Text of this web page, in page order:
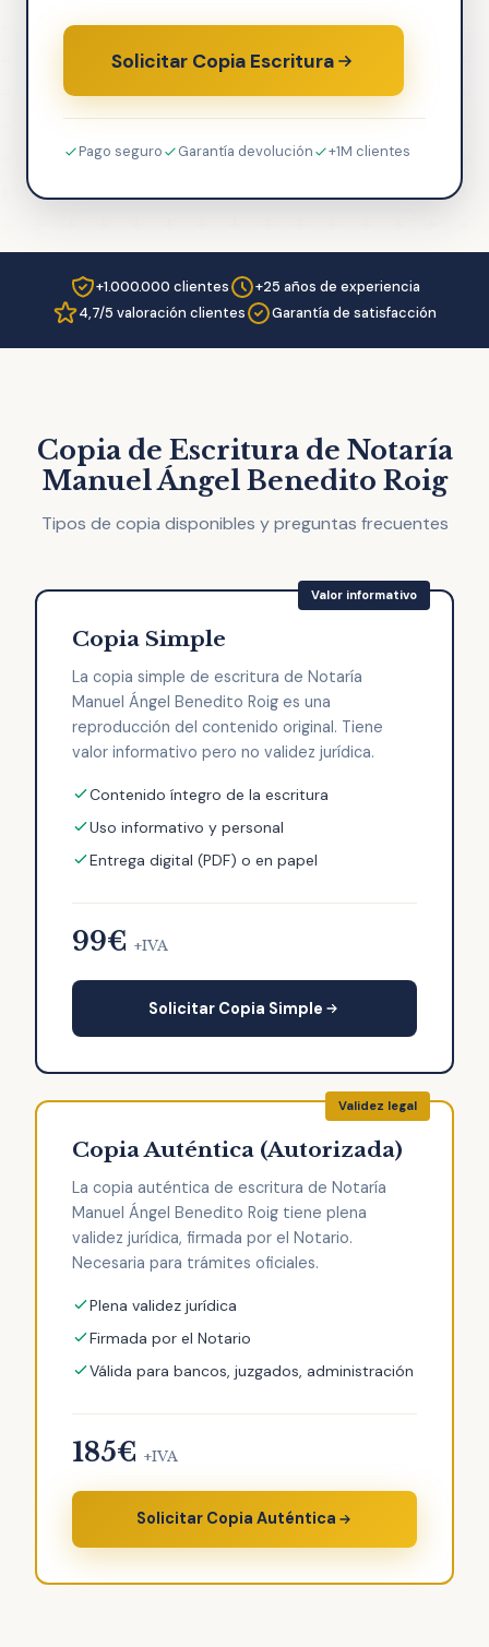
Solicitar Copia Escritura
Pago seguro Garantía devolución +1M clientes
+1.000.000 clientes
+25 años de experiencia
4,7/5 valoración clientes
Garantía de satisfacción
Copia de Escritura de Notaría
Manuel Ángel Benedito Roig
Tipos de copia disponibles y preguntas frecuentes
Copia Simple
La copia simple de escritura de Notaría
Manuel Ángel Benedito Roig es una
reproducción del contenido original. Tiene
valor informativo pero no validez jurídica.
Contenido íntegro de la escritura
Uso informativo y personal
Entrega digital (PDF) o en papel
99€ +IVA
Solicitar Copia Simple
Copia Auténtica (Autorizada)
La copia auténtica de escritura de Notaría
Manuel Ángel Benedito Roig tiene plena
validez jurídica, firmada por el Notario.
Necesaria para trámites oficiales.
Plena validez jurídica
Firmada por el Notario
Válida para bancos, juzgados, administración
185€ +IVA
Solicitar Copia Auténtica